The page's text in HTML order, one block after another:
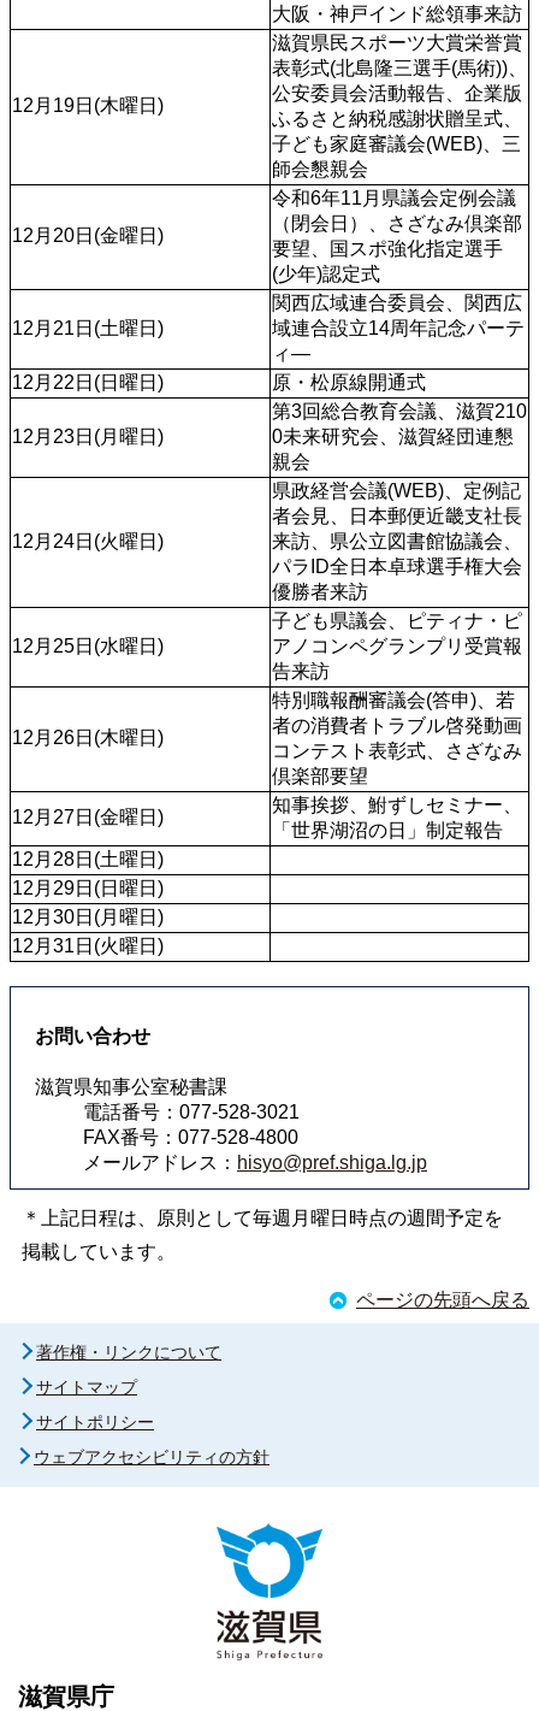
大阪・神戸インド総領事来訪
12月19日(木曜日)
滋賀県民スポーツ大賞栄誉賞
表彰式(北島隆三選手(馬術))、
公安委員会活動報告、企業版
ふるさと納税感謝状贈呈式、
子ども家庭審議会(WEB)、三
師会懇親会
12月20日(金曜日)
令和6年11月県議会定例会議
（閉会日）、さざなみ倶楽部
要望、国スポ強化指定選手
(少年)認定式
12月21日(土曜日)
関西広域連合委員会、関西広
域連合設立14周年記念パーテ
ィ―
12月22日(日曜日)
原・松原線開通式
12月23日(月曜日)
第3回総合教育会議、滋賀210
0未来研究会、滋賀経団連懇
親会
12月24日(火曜日)
県政経営会議(WEB)、定例記
者会見、日本郵便近畿支社長
来訪、県公立図書館協議会、
パラID全日本卓球選手権大会
優勝者来訪
12月25日(水曜日)
子ども県議会、ピティナ・ピ
アノコンペグランプリ受賞報
告来訪
12月26日(木曜日)
特別職報酬審議会(答申)、若
者の消費者トラブル啓発動画
コンテスト表彰式、さざなみ
倶楽部要望
12月27日(金曜日)
知事挨拶、鮒ずしセミナー、
「世界湖沼の日」制定報告
12月28日(土曜日)
12月29日(日曜日)
12月30日(月曜日)
12月31日(火曜日)
お問い合わせ
滋賀県知事公室秘書課
電話番号：077-528-3021
FAX番号：077-528-4800
メールアドレス： hisyo@pref.shiga.lg.jp
＊上記日程は、原則として毎週月曜日時点の週間予定を
掲載しています。
ページの先頭へ戻る
著作権・リンクについて
サイトマップ
サイトポリシー
ウェブアクセシビリティの方針
滋賀県庁